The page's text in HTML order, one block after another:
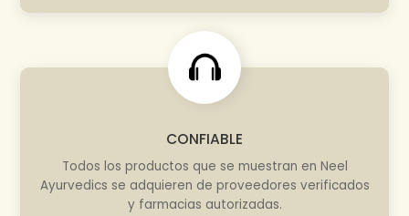
CONFIABLE
Todos los productos que se muestran en Neel
Ayurvedics se adquieren de proveedores verificados
y farmacias autorizadas.